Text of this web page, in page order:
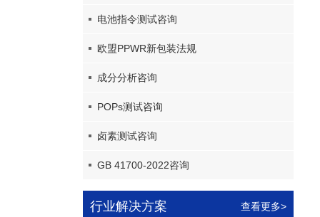
电池指令测试咨询
欧盟PPWR新包装法规
成分分析咨询
POPs测试咨询
卤素测试咨询
GB 41700-2022咨询
行业解决方案 查看更多>